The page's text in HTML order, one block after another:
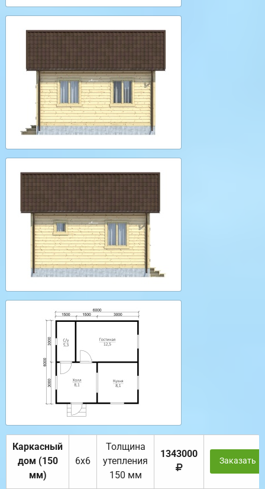
Каркасный
дом (150
мм)
6х6
Толщина
утепления
150 мм
1343000
Заказать